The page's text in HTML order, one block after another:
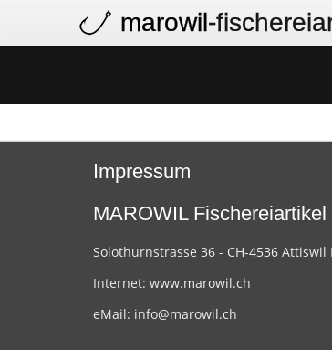
marowil-
Impressum
MAROWIL Fischereiartikel
Solothurnstrasse 36 - CH-4536 Attiswil
Internet: www.marowil.ch
eMail: info@marowil.ch